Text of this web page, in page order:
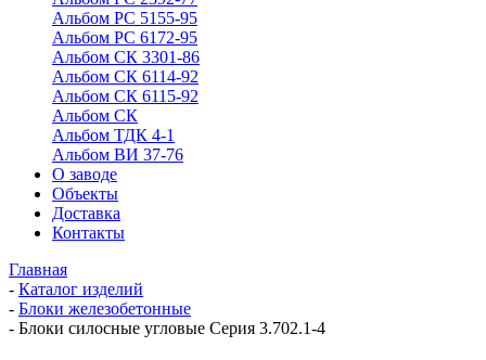
Альбом РС 5155-95
Альбом РС 6172-95
Альбом СК 3301-86
Альбом СК 6114-92
Альбом СК 6115-92
Альбом СК
Альбом ТДК 4-1
Альбом ВИ 37-76
О заводе
Объекты
Доставка
Контакты
Главная
- Каталог изделий
- Блоки железобетонные
- Блоки силосные угловые Серия 3.702.1-4